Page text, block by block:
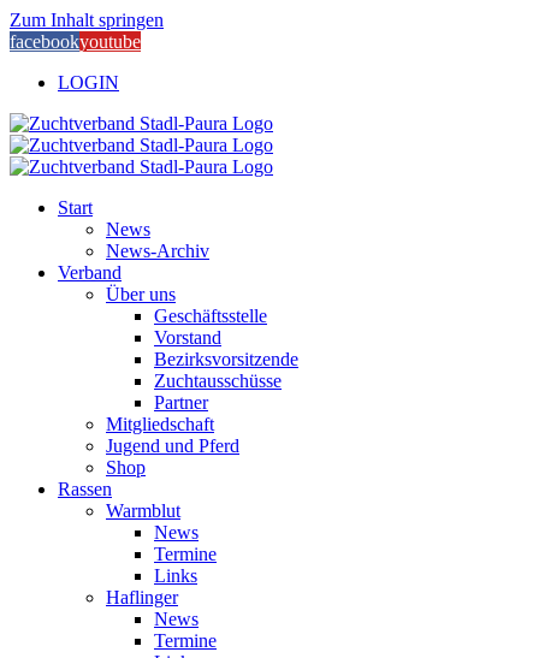
Zum Inhalt springen
facebookyoutube
LOGIN
Start
News
News-Archiv
Verband
Über uns
Geschäftsstelle
Vorstand
Bezirksvorsitzende
Zuchtausschüsse
Partner
Mitgliedschaft
Jugend und Pferd
Shop
Rassen
Warmblut
News
Termine
Links
Haflinger
News
Termine